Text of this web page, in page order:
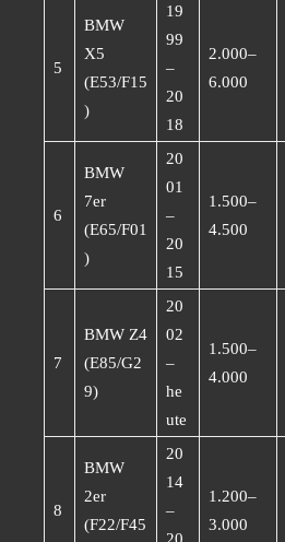
5
BMW
X5
(E53/F15
)
19
99
–
20
18
2.000–
6.000
6
BMW
7er
(E65/F01
)
20
01
–
20
15
1.500–
4.500
7
BMW Z4
(E85/G2
9)
20
02
–
he
ute
1.500–
4.000
8
BMW
2er
(F22/F45
20
14
–
20
1.200–
3.000